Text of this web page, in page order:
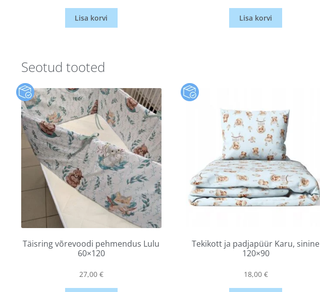
Lisa korvi Lisa korvi
Seotud tooted
Täisring võrevoodi pehmendus Lulu
60×120
27,00 €
Tekikott ja padjapüür Karu, sinine
120×90
18,00 €